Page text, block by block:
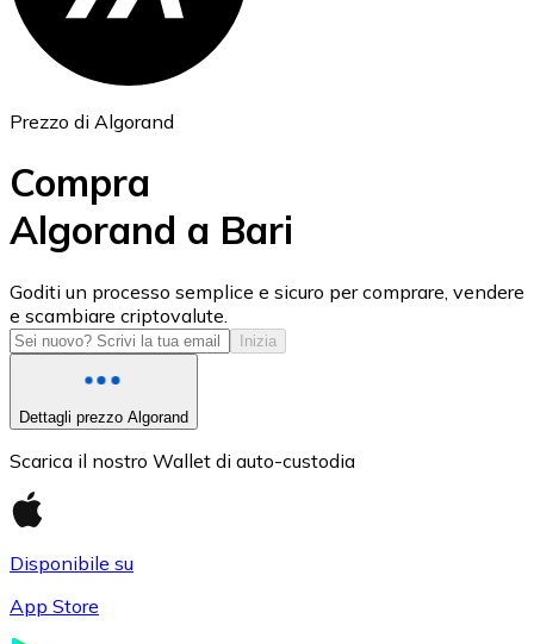
USD Coin
USDC
Prezzo di Algorand
Compra
Algorand a Bari
Goditi un processo semplice e sicuro per comprare, vendere
e scambiare criptovalute.
Inizia
Dettagli prezzo Algorand
Scarica il nostro Wallet di auto-custodia
Disponibile su
App Store